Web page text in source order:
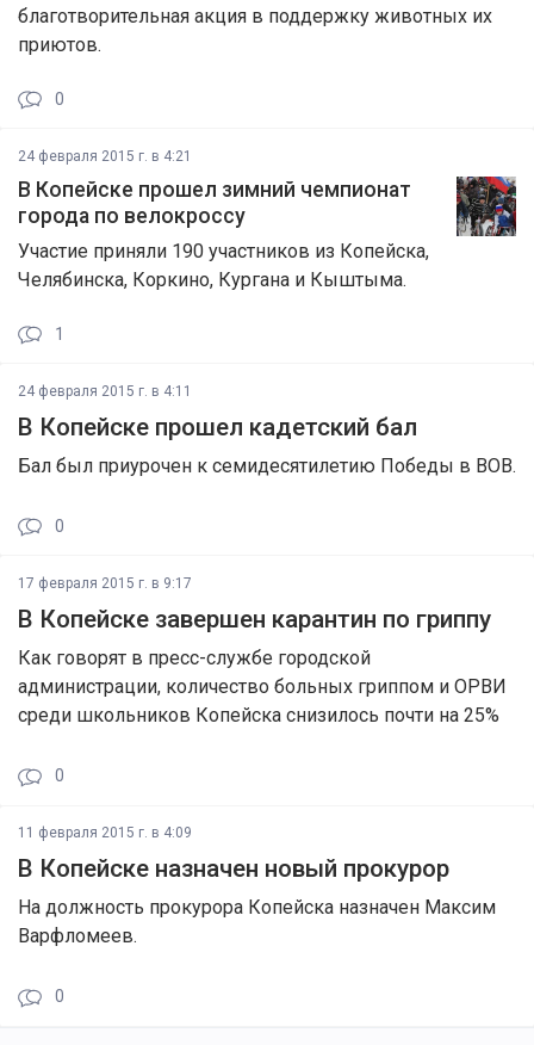
благотворительная акция в поддержку животных их
приютов.
0
24 февраля 2015 г. в 4:21
В Копейске прошел зимний чемпионат
города по велокроссу
Участие приняли 190 участников из Копейска,
Челябинска, Коркино, Кургана и Кыштыма.
1
24 февраля 2015 г. в 4:11
В Копейске прошел кадетский бал
Бал был приурочен к семидесятилетию Победы в ВОВ.
0
17 февраля 2015 г. в 9:17
В Копейске завершен карантин по гриппу
Как говорят в пресс-службе городской
администрации, количество больных гриппом и ОРВИ
среди школьников Копейска снизилось почти на 25%
0
11 февраля 2015 г. в 4:09
В Копейске назначен новый прокурор
На должность прокурора Копейска назначен Максим
Варфломеев.
0